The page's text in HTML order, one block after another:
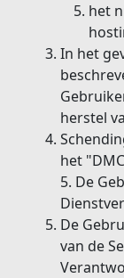
het
In het
herstel
het
5. De
De
van de